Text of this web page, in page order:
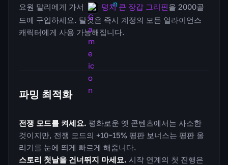
요원 말리에게 가서
덩치 큰 장갑 그리핀을 2000골
드에 구입하세요. 탈것은 즉시 계정의 모든 얼라이언스
캐릭터에게 사용 가능해집니다.
파밍 최적화
전쟁 모드를 켜세요. 평화로운 옛 콘텐츠에서는 사소한
것이지만, 전쟁 모드의 +10~15% 평판 보너스는 평판 올
리기를 눈에 띄게 빠르게 해줍니다.
스토리 첫날을 건너뛰지 마세요. 시작 연계의 첫 진행은